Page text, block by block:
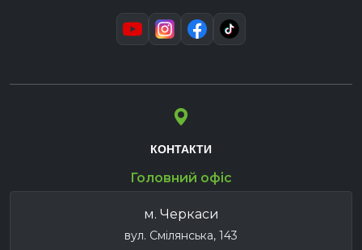
КОНТАКТИ
Головний офіс
м. Черкаси
вул. Смілянська, 143